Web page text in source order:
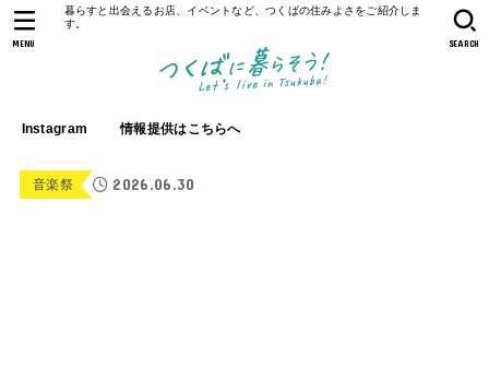
暮らすと出会えるお店、イベントなど、つくばの住みよさをご紹介しま
す。
Instagram 情報提供はこちらへ
SEARCH
MENU
音楽祭 2026.06.30